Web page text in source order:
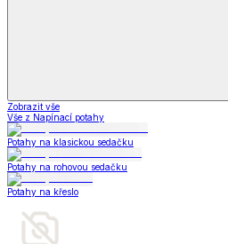
Zobrazit vše
Vše z Napínací potahy
Potahy na klasickou sedačku
Potahy na rohovou sedačku
Potahy na křeslo